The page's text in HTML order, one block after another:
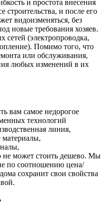
и простота внесения
строительства, и после его
видоизменяться, без
новые требования хозяев.
сетей (электропроводка,
Помимо того, что
или обслуживания,
любых изменений в их
вам самое недорогое
технологий
линия,
материалы,
не может стоить дешево. Мы
по соотношению цена/
сохранит свои свойства